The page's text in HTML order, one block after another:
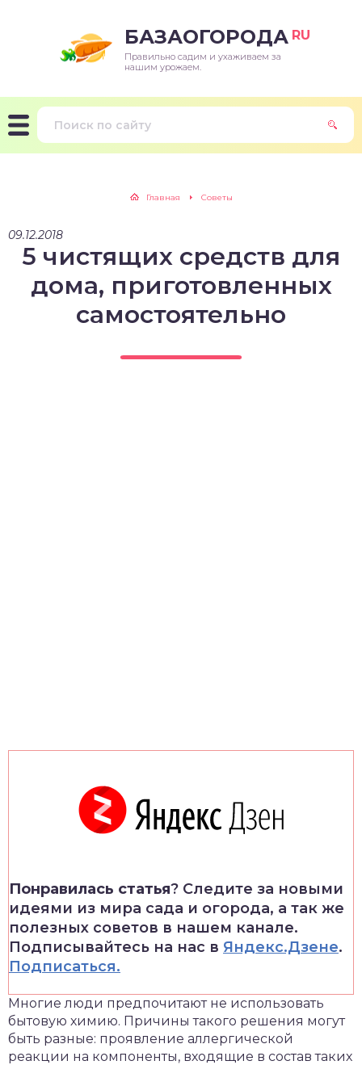
БАЗАОГОРОДА RU
Правильно садим и ухаживаем за
нашим урожаем.
Главная Советы
09.12.2018
5 чистящих средств для
дома, приготовленных
самостоятельно
Понравилась статья? Следите за новыми
идеями из мира сада и огорода, а так же
полезных советов в нашем канале.
Подписывайтесь на нас в Яндекс.Дзене.
Подписаться.
Многие люди предпочитают не использовать
бытовую химию. Причины такого решения могут
быть разные: проявление аллергической
реакции на компоненты, входящие в состав таких